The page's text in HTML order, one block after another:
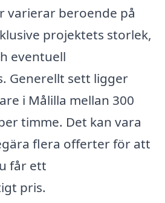
varierar beroende på
projektets storlek,
eventuell
Generellt sett ligger
i Målilla mellan 300
timme. Det kan vara
flera offerter för att
får ett
pris.